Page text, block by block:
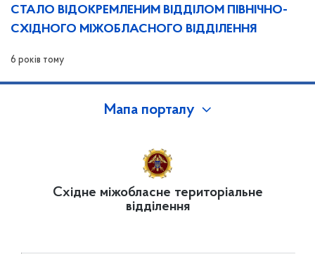
СТАЛО ВІДОКРЕМЛЕНИМ ВІДДІЛОМ ПІВНІЧНО-
СХІДНОГО МІЖОБЛАСНОГО ВІДДІЛЕННЯ
6 років тому
Мапа порталу
Східне міжобласне територіальне
відділення